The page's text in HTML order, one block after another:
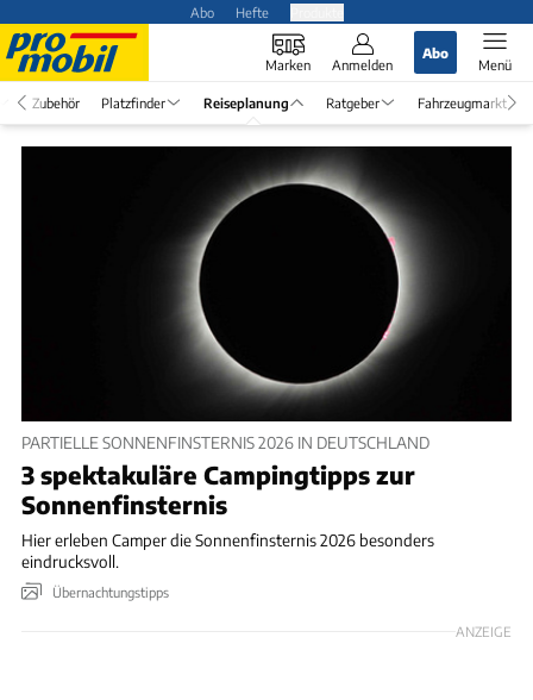
Abo Hefte
Marken Anmelden
Abo
Menü
Zubehör Platzfinder Reiseplanung Ratgeber Fahrzeugmarkt
PARTIELLE SONNENFINSTERNIS 2026 IN DEUTSCHLAND
3 spektakuläre Campingtipps zur
Sonnenfinsternis
Hier erleben Camper die Sonnenfinsternis 2026 besonders
eindrucksvoll.
Übernachtungstipps
ANZEIGE